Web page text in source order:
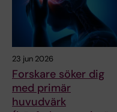
23 jun 2026
Forskare söker dig
med primär
huvudvärk